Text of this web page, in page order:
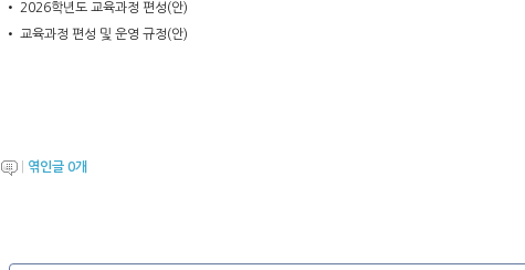
• 2026학년도 교육과정 편성(안)
• 교육과정 편성 및 운영 규정(안)
엮인글 0개